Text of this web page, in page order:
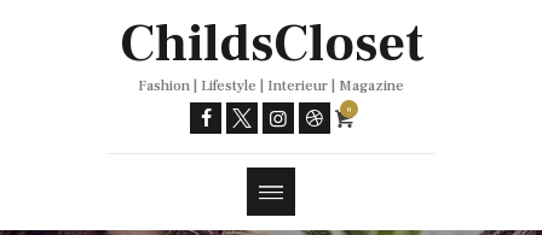
ChildsCloset
Fashion | Lifestyle | Interieur | Magazine
0
Trends